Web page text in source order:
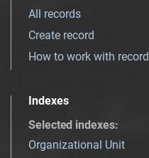
All records
Create record
How to work with record
Indexes
Selected indexes:
Organizational Unit